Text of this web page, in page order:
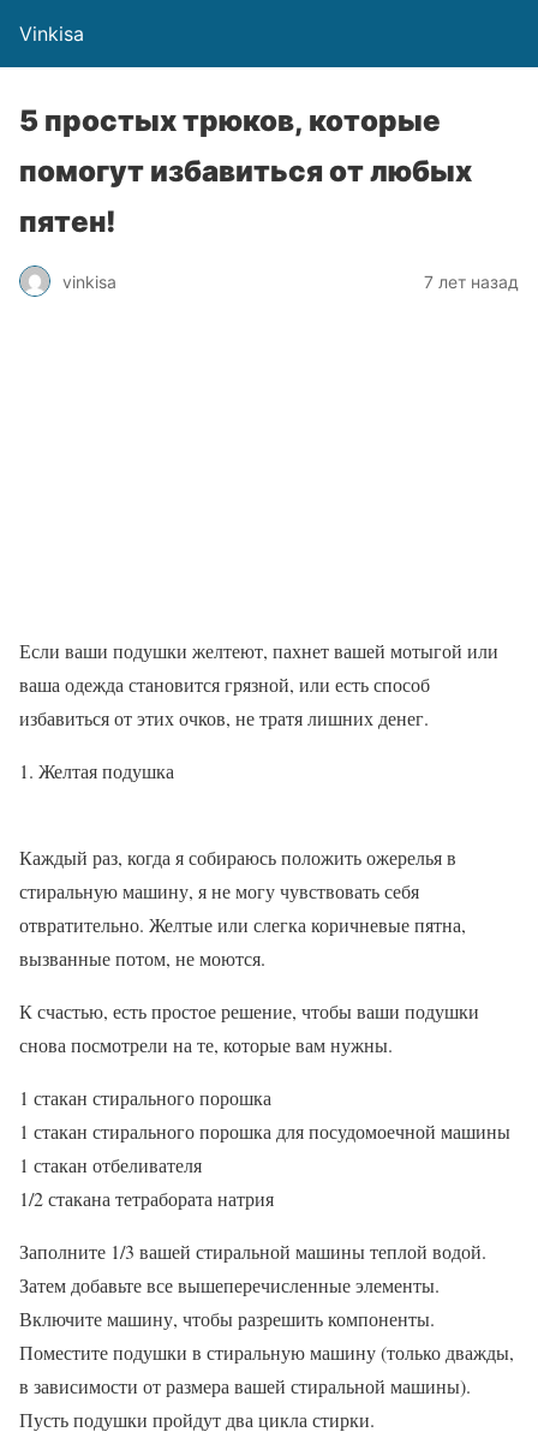
Vinkisa
5 простых трюков, которые
помогут избавиться от любых
пятен!
vinkisa 7 лет назад
Если ваши подушки желтеют, пахнет вашей мотыгой или
ваша одежда становится грязной, или есть способ
избавиться от этих очков, не тратя лишних денег.
Желтая подушка
Каждый раз, когда я собираюсь положить ожерелья в
стиральную машину, я не могу чувствовать себя
отвратительно. Желтые или слегка коричневые пятна,
вызванные потом, не моются.
К счастью, есть простое решение, чтобы ваши подушки
снова посмотрели на те, которые вам нужны.
1 стакан стирального порошка
1 стакан стирального порошка для посудомоечной машины
1 стакан отбеливателя
1/2 стакана тетрабората натрия
Заполните 1/3 вашей стиральной машины теплой водой.
Затем добавьте все вышеперечисленные элементы.
Включите машину, чтобы разрешить компоненты.
Поместите подушки в стиральную машину (только дважды,
в зависимости от размера вашей стиральной машины).
Пусть подушки пройдут два цикла стирки.